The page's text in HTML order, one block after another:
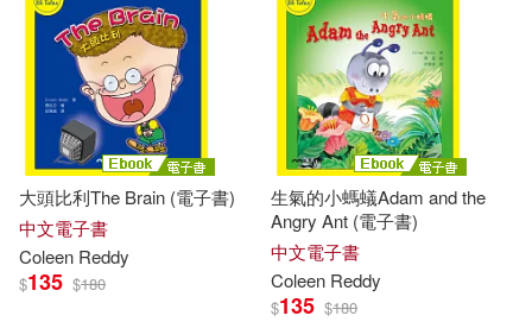
適合平板閱讀(9)
其他 (可複選)
現在可購買商品(51)
大頭比利The Brain (電子書)
中文電子書
Coleen Reddy
$135 $180
生氣的小螞蟻Adam and the
Angry Ant (電子書)
中文電子書
Coleen Reddy
$135 $180